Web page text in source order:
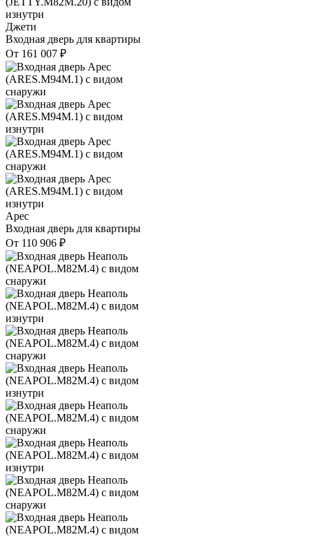
Джети
Входная дверь для квартиры
От 161 007 ₽
Арес
Входная дверь для квартиры
От 110 906 ₽